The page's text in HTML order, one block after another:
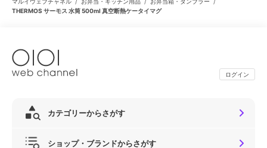
THERMOS サーモス 水筒 500ml 真空断熱ケータイマグ
ログイン
カテゴリーからさがす
ショップ・ブランドからさがす